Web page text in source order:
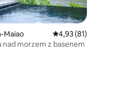
Maiao Średnia ocena: 4,93
4,93 (81)
nad morzem z basenem